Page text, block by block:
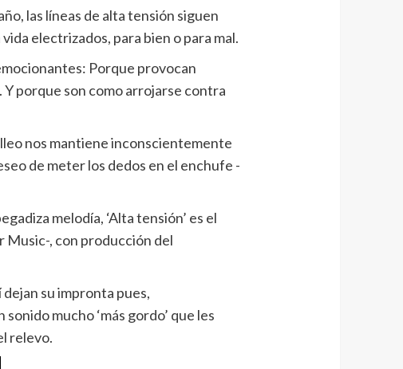
las líneas de alta tensión siguen
electrizados, para bien o para mal.
Porque provocan
porque son como arrojarse contra
nos mantiene inconscientemente
de meter los dedos en el enchufe -
melodía, ‘Alta tensión’ es el
Music-, con producción del
su impronta pues,
mucho ‘más gordo’ que les
relevo.